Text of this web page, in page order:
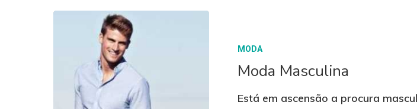
MODA
Moda Masculina
Está em ascensão a procura